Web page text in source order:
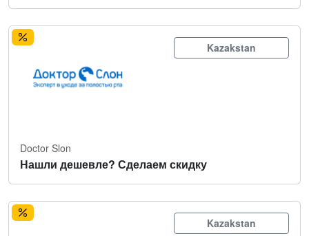
Kazakstan
Doctor Slon
Нашли дешевле? Сделаем скидку
Kazakstan